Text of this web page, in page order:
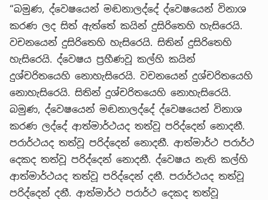
“බමුණ, ද්වෙෂයෙන් මඬනාලද්දේ ද්වෙෂයෙන් විනාශ
කරණ ලද සිත් ඇත්තේ කයින් දුසිරිතෙහි හැසිරෙයි.
වචනයෙන් දුසිරිතෙහි හැසිරෙයි. සිතින් දුසිරිතෙහි
හැසිරෙයි. ද්වෙෂය ප්‍රහීණවූ කල්හි කයින්
දුශ්චරිතයෙහි නොහැසිරෙයි. වචනයෙන් දුශ්චරිතයෙහි
නොහැසිරෙයි. සිතින් දුශ්චරිතයෙහි නොහැසිරෙයි.
බමුණ, ද්වෙෂයෙන් මඬනාලද්දේ ද්වෙෂයෙන් විනාශ
කරණ ලද්දේ ආත්මාර්ථයද තත්වූ පරිද්දෙන් නොදනී.
පරාර්ථයද තත්වූ පරිද්දෙන් නොදනී. ආත්මාර්ථ පරාර්ථ
දෙකද තත්වූ පරිද්දෙන් නොදනී. ද්වෙෂය නැති කල්හි
ආත්මාර්ථයද තත්වූ පරිද්දෙන් දනී. පරාර්ථයද තත්වූ
පරිද්දෙන් දනී. ආත්මාර්ථ පරාර්ථ දෙකද තත්වූ